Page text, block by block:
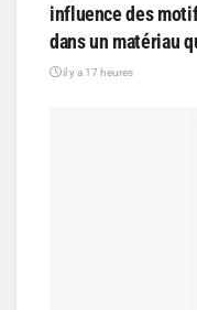
influence des
dans un matériau
il y a 17 heures